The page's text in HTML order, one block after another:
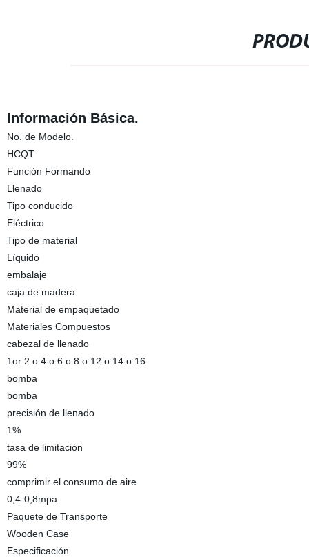
Información Básica.
No. de Modelo.
HCQT
Función Formando
Llenado
Tipo conducido
Eléctrico
Tipo de material
Líquido
embalaje
caja de madera
Material de empaquetado
Materiales Compuestos
cabezal de llenado
1or 2 o 4 o 6 o 8 o 12 o 14 o 16
bomba
bomba
precisión de llenado
1%
tasa de limitación
99%
comprimir el consumo de aire
0,4-0,8mpa
Paquete de Transporte
Wooden Case
Especificación